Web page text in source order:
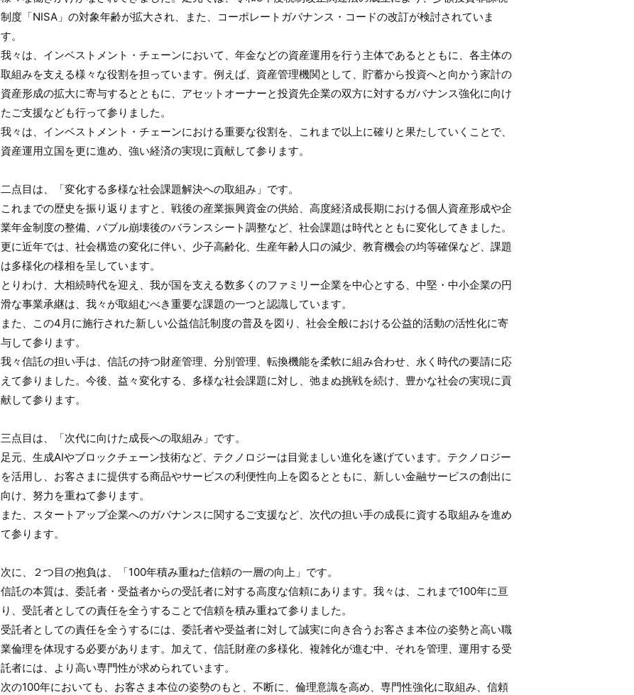
制度「NISA」の対象年齢が拡大され、また、コーポレートガバナンス・コードの改訂が検討されていま
す。
我々は、インベストメント・チェーンにおいて、年金などの資産運用を行う主体であるとともに、各主体の
取組みを支える様々な役割を担っています。例えば、資産管理機関として、貯蓄から投資へと向かう家計の
資産形成の拡大に寄与するとともに、アセットオーナーと投資先企業の双方に対するガバナンス強化に向け
たご支援なども行って参りました。
我々は、インベストメント・チェーンにおける重要な役割を、これまで以上に確りと果たしていくことで、
資産運用立国を更に進め、強い経済の実現に貢献して参ります。
二点目は、「変化する多様な社会課題解決への取組み」です。
これまでの歴史を振り返りますと、戦後の産業振興資金の供給、高度経済成長期における個人資産形成や企
業年金制度の整備、バブル崩壊後のバランスシート調整など、社会課題は時代とともに変化してきました。
更に近年では、社会構造の変化に伴い、少子高齢化、生産年齢人口の減少、教育機会の均等確保など、課題
は多様化の様相を呈しています。
とりわけ、大相続時代を迎え、我が国を支える数多くのファミリー企業を中心とする、中堅・中小企業の円
滑な事業承継は、我々が取組むべき重要な課題の一つと認識しています。
また、この4月に施行された新しい公益信託制度の普及を図り、社会全般における公益的活動の活性化に寄
与して参ります。
我々信託の担い手は、信託の持つ財産管理、分別管理、転換機能を柔軟に組み合わせ、永く時代の要請に応
えて参りました。今後、益々変化する、多様な社会課題に対し、弛まぬ挑戦を続け、豊かな社会の実現に貢
献して参ります。
三点目は、「次代に向けた成長への取組み」です。
足元、生成AIやブロックチェーン技術など、テクノロジーは目覚ましい進化を遂げています。テクノロジー
を活用し、お客さまに提供する商品やサービスの利便性向上を図るとともに、新しい金融サービスの創出に
向け、努力を重ねて参ります。
また、スタートアップ企業へのガバナンスに関するご支援など、次代の担い手の成長に資する取組みを進め
て参ります。
次に、２つ目の抱負は、「100年積み重ねた信頼の一層の向上」です。
信託の本質は、委託者・受益者からの受託者に対する高度な信頼にあります。我々は、これまで100年に亘
り、受託者としての責任を全うすることで信頼を積み重ねて参りました。
受託者としての責任を全うするには、委託者や受益者に対して誠実に向き合うお客さま本位の姿勢と高い職
業倫理を体現する必要があります。加えて、信託財産の多様化、複雑化が進む中、それを管理、運用する受
託者には、より高い専門性が求められています。
次の100年においても、お客さま本位の姿勢のもと、不断に、倫理意識を高め、専門性強化に取組み、信頼